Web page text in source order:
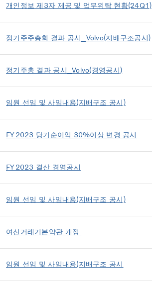
개인정보 제3자 제공 및 업무위탁 현황(24Q1)
정기주주총회 결과 공시_Volvo(지배구조공시)
정기주총 결과 공시_Volvo(경영공시)
임원 선임 및 사임내용(지배구조 공시)
FY2023 당기순이익 30%이상 변경 공시
FY2023 결산 경영공시
임원 선임 및 사임내용(지배구조 공시)
여신거래기본약관 개정
임원 선임 및 사임내용(지배구조 공시